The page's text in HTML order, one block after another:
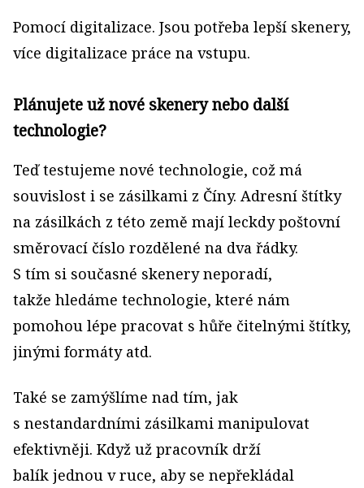
Pomocí digitalizace. Jsou potřeba lepší skenery,
více digitalizace práce na vstupu.
Plánujete už nové skenery nebo další
technologie?
Teď testujeme nové technologie, což má
souvislost i se zásilkami z Číny. Adresní štítky
na zásilkách z této země mají leckdy poštovní
směrovací číslo rozdělené na dva řádky.
S tím si současné skenery neporadí,
takže hledáme technologie, které nám
pomohou lépe pracovat s hůře čitelnými štítky,
jinými formáty atd.
Také se zamýšlíme nad tím, jak
s nestandardními zásilkami manipulovat
efektivněji. Když už pracovník drží
balík jednou v ruce, aby se nepřekládal